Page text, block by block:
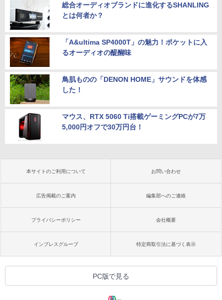
総合オーディオブランドに進化するSHANLING
とは何者か？
「A&ultima SP4000T」の魅力！ポケットに入
るオーディオの醍醐味
鳥肌ものの「DENON HOME」サウンドを体感
した！
マウス、RTX 5060 Ti搭載ゲーミングPCが7万
5,000円オフで30万円台！
本サイトのご利用について お問い合わせ
広告掲載のご案内 編集部へのご連絡
プライバシーポリシー 会社概要
インプレスグループ 特定商取引法に基づく表示
PC版で見る